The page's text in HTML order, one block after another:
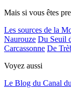
Mais si vous êtes
Les sources de la
Naurouze Du Seuil
Carcassonne De
Voyez aussi
Le Blog du Canal